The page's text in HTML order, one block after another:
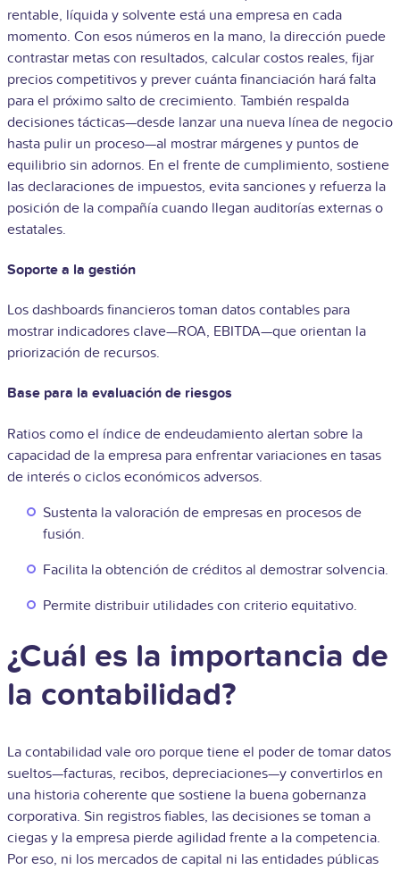
rentable, líquida y solvente está una empresa en cada
momento. Con esos números en la mano, la dirección puede
contrastar metas con resultados, calcular costos reales, fijar
precios competitivos y prever cuánta financiación hará falta
para el próximo salto de crecimiento. También respalda
decisiones tácticas—desde lanzar una nueva línea de negocio
hasta pulir un proceso—al mostrar márgenes y puntos de
equilibrio sin adornos. En el frente de cumplimiento, sostiene
las declaraciones de impuestos, evita sanciones y refuerza la
posición de la compañía cuando llegan auditorías externas o
estatales.
Soporte a la gestión
Los dashboards financieros toman datos contables para
mostrar indicadores clave—ROA, EBITDA—que orientan la
priorización de recursos.
Base para la evaluación de riesgos
Ratios como el índice de endeudamiento alertan sobre la
capacidad de la empresa para enfrentar variaciones en tasas
de interés o ciclos económicos adversos.
Sustenta la valoración de empresas en procesos de
fusión.
Facilita la obtención de créditos al demostrar solvencia.
Permite distribuir utilidades con criterio equitativo.
¿Cuál es la importancia de
la contabilidad?
La contabilidad vale oro porque tiene el poder de tomar datos
sueltos—facturas, recibos, depreciaciones—y convertirlos en
una historia coherente que sostiene la buena gobernanza
corporativa. Sin registros fiables, las decisiones se toman a
ciegas y la empresa pierde agilidad frente a la competencia.
Por eso, ni los mercados de capital ni las entidades públicas